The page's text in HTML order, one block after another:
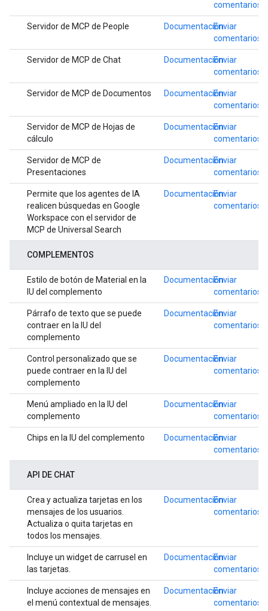
comentarios
Servidor de MCP de People DocumentaciónEnviar
comentarios
Servidor de MCP de Chat DocumentaciónEnviar
comentarios
Servidor de MCP de Documentos DocumentaciónEnviar
comentarios
Servidor de MCP de Hojas de
cálculo
DocumentaciónEnviar
comentarios
Servidor de MCP de
Presentaciones
DocumentaciónEnviar
comentarios
Permite que los agentes de IA
realicen búsquedas en Google
Workspace con el servidor de
MCP de Universal Search
DocumentaciónEnviar
comentarios
COMPLEMENTOS
Estilo de botón de Material en la
IU del complemento
DocumentaciónEnviar
comentarios
Párrafo de texto que se puede
contraer en la IU del
complemento
DocumentaciónEnviar
comentarios
Control personalizado que se
puede contraer en la IU del
complemento
DocumentaciónEnviar
comentarios
Menú ampliado en la IU del
complemento
DocumentaciónEnviar
comentarios
Chips en la IU del complemento DocumentaciónEnviar
comentarios
API DE CHAT
Crea y actualiza tarjetas en los
mensajes de los usuarios.
Actualiza o quita tarjetas en
todos los mensajes.
DocumentaciónEnviar
comentarios
Incluye un widget de carrusel en
las tarjetas.
DocumentaciónEnviar
comentarios
Incluye acciones de mensajes en
el menú contextual de mensajes.
DocumentaciónEnviar
comentarios